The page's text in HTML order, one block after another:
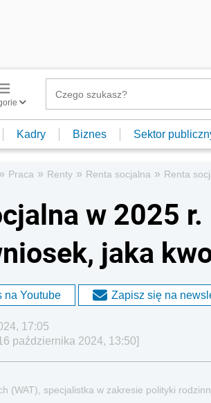
Kadry Biznes Sektor
» Praca » Renty » Renta socjalna » Renta
w 2025
jaka
na Youtube Zapisz się na
17:05
października 2024, 13:50]
(WAT), specjalistka w zakresie polityki